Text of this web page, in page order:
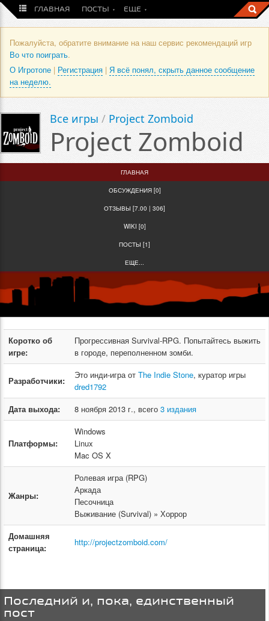
ГЛАВНАЯ ПОСТЫ ЕЩЕ
Пожалуйста, обратите внимание на наш сервис рекомендаций игр
Во что поиграть.
О Игротопе | Регистрация | Я всё понял, скрыть данное сообщение
на неделю.
Все игры / Project Zomboid
Project Zomboid
ГЛАВНАЯ
ОБСУЖДЕНИЯ [0]
ОТЗЫВЫ [7.00 | 306]
WIKI [0]
ПОСТЫ [1]
ЕЩЕ...
Коротко об
игре:
Прогрессивная Survival-RPG. Попытайтесь выжить
в городе, переполненном зомби.
Разработчики:
Это инди-игра от The Indie Stone, куратор игры
dred1792
Дата выхода:
8 ноября 2013 г., всего 3 издания
Платформы:
Windows
Linux
Mac OS X
Жанры:
Ролевая игра (RPG)
Аркада
Песочница
Выживание (Survival) » Хоррор
Домашняя
страница:
http://projectzomboid.com/
Последний и, пока, единственный
пост